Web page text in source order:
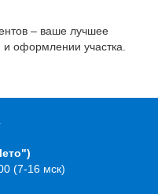
– ваше лучшее
оформлении участка.
(7-16 мск)